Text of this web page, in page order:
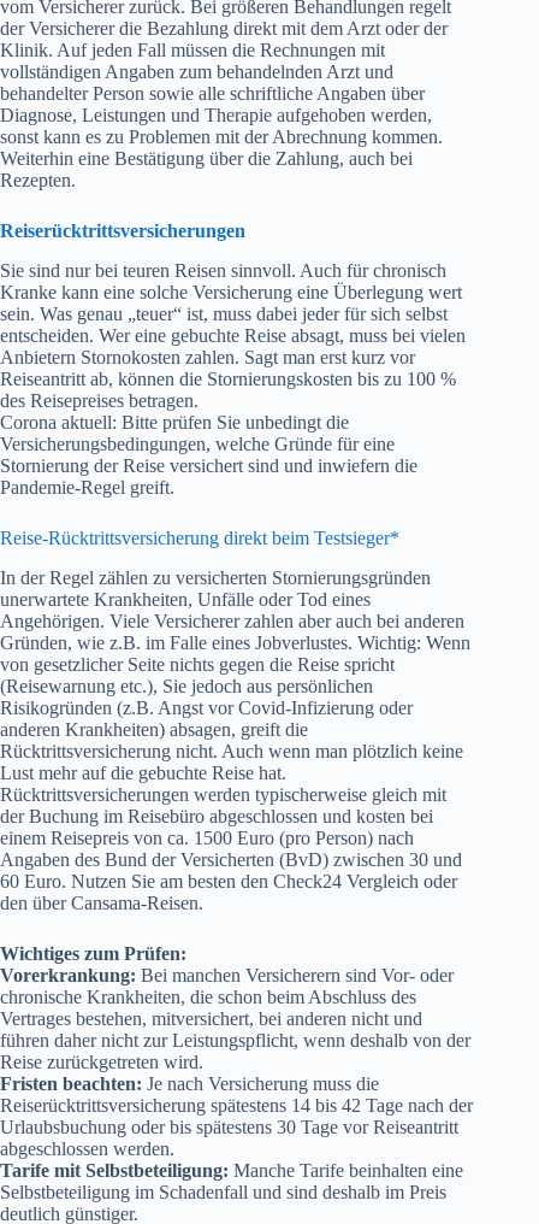
vom Versicherer zurück. Bei größeren Behandlungen regelt
der Versicherer die Bezahlung direkt mit dem Arzt oder der
Klinik. Auf jeden Fall müssen die Rechnungen mit
vollständigen Angaben zum behandelnden Arzt und
behandelter Person sowie alle schriftliche Angaben über
Diagnose, Leistungen und Therapie aufgehoben werden,
sonst kann es zu Problemen mit der Abrechnung kommen.
Weiterhin eine Bestätigung über die Zahlung, auch bei
Rezepten.
Reiserücktrittsversicherungen
Sie sind nur bei teuren Reisen sinnvoll. Auch für chronisch
Kranke kann eine solche Versicherung eine Überlegung wert
sein. Was genau „teuer“ ist, muss dabei jeder für sich selbst
entscheiden. Wer eine gebuchte Reise absagt, muss bei vielen
Anbietern Stornokosten zahlen. Sagt man erst kurz vor
Reiseantritt ab, können die Stornierungskosten bis zu 100 %
des Reisepreises betragen.
Corona aktuell: Bitte prüfen Sie unbedingt die
Versicherungsbedingungen, welche Gründe für eine
Stornierung der Reise versichert sind und inwiefern die
Pandemie-Regel greift.
Reise-Rücktrittsversicherung direkt beim Testsieger*
In der Regel zählen zu versicherten Stornierungsgründen
unerwartete Krankheiten, Unfälle oder Tod eines
Angehörigen. Viele Versicherer zahlen aber auch bei anderen
Gründen, wie z.B. im Falle eines Jobverlustes. Wichtig: Wenn
von gesetzlicher Seite nichts gegen die Reise spricht
(Reisewarnung etc.), Sie jedoch aus persönlichen
Risikogründen (z.B. Angst vor Covid-Infizierung oder
anderen Krankheiten) absagen, greift die
Rücktrittsversicherung nicht. Auch wenn man plötzlich keine
Lust mehr auf die gebuchte Reise hat.
Rücktrittsversicherungen werden typischerweise gleich mit
der Buchung im Reisebüro abgeschlossen und kosten bei
einem Reisepreis von ca. 1500 Euro (pro Person) nach
Angaben des Bund der Versicherten (BvD) zwischen 30 und
60 Euro. Nutzen Sie am besten den Check24 Vergleich oder
den über Cansama-Reisen.
Wichtiges zum Prüfen:
Vorerkrankung: Bei manchen Versicherern sind Vor- oder
chronische Krankheiten, die schon beim Abschluss des
Vertrages bestehen, mitversichert, bei anderen nicht und
führen daher nicht zur Leistungspflicht, wenn deshalb von der
Reise zurückgetreten wird.
Fristen beachten: Je nach Versicherung muss die
Reiserücktrittsversicherung spätestens 14 bis 42 Tage nach der
Urlaubsbuchung oder bis spätestens 30 Tage vor Reiseantritt
abgeschlossen werden.
Tarife mit Selbstbeteiligung: Manche Tarife beinhalten eine
Selbstbeteiligung im Schadenfall und sind deshalb im Preis
deutlich günstiger.